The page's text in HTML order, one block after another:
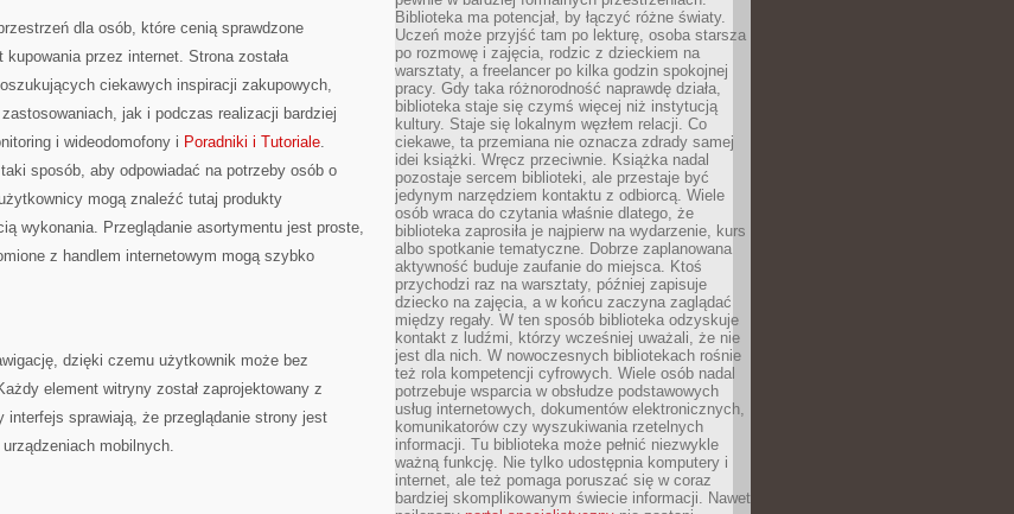
dla osób, które cenią sprawdzone
przez internet. Strona została
ciekawych inspiracji zakupowych,
jak i podczas realizacji bardziej
i wideodomofony i Poradniki i Tutoriale.
sposób, aby odpowiadać na potrzeby osób o
mogą znaleźć tutaj produkty
wykonania. Przeglądanie asortymentu jest proste,
z handlem internetowym mogą szybko
dzięki czemu użytkownik może bez
element witryny został zaprojektowany z
sprawiają, że przeglądanie strony jest
mobilnych.
Biblioteka ma potencjał, by łączyć różne światy.
Uczeń może przyjść tam po lekturę, osoba starsza
po rozmowę i zajęcia, rodzic z dzieckiem na
warsztaty, a freelancer po kilka godzin spokojnej
pracy. Gdy taka różnorodność naprawdę działa,
biblioteka staje się czymś więcej niż instytucją
kultury. Staje się lokalnym węzłem relacji. Co
ciekawe, ta przemiana nie oznacza zdrady samej
idei książki. Wręcz przeciwnie. Książka nadal
pozostaje sercem biblioteki, ale przestaje być
jedynym narzędziem kontaktu z odbiorcą. Wiele
osób wraca do czytania właśnie dlatego, że
biblioteka zaprosiła je najpierw na wydarzenie, kurs
albo spotkanie tematyczne. Dobrze zaplanowana
aktywność buduje zaufanie do miejsca. Ktoś
przychodzi raz na warsztaty, później zapisuje
dziecko na zajęcia, a w końcu zaczyna zaglądać
między regały. W ten sposób biblioteka odzyskuje
kontakt z ludźmi, którzy wcześniej uważali, że nie
jest dla nich. W nowoczesnych bibliotekach rośnie
też rola kompetencji cyfrowych. Wiele osób nadal
potrzebuje wsparcia w obsłudze podstawowych
usług internetowych, dokumentów elektronicznych,
komunikatorów czy wyszukiwania rzetelnych
informacji. Tu biblioteka może pełnić niezwykle
ważną funkcję. Nie tylko udostępnia komputery i
internet, ale też pomaga poruszać się w coraz
bardziej skomplikowanym świecie informacji. Nawet